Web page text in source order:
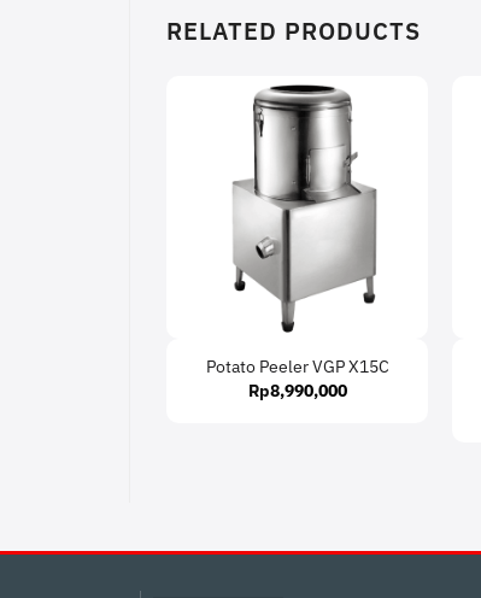
RELATED PRODUCTS
Potato Peeler VGP X15C
Rp8,990,000